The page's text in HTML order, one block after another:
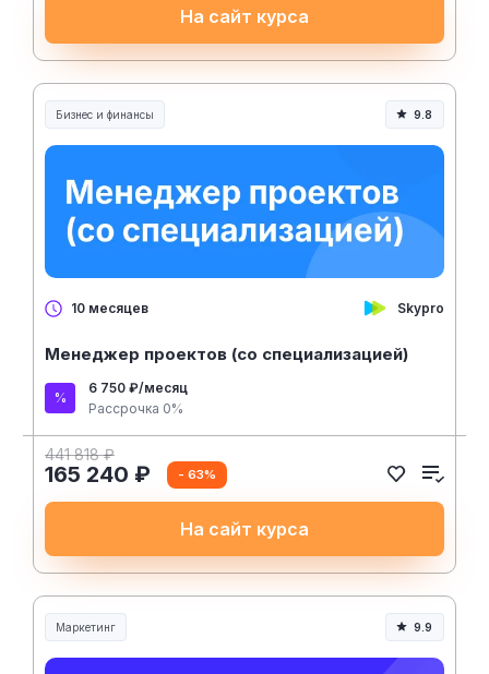
На сайт курса
Бизнес и финансы 9.8
10 месяцев Skypro
Менеджер проектов (со специализацией)
6 750 ₽/месяц
Рассрочка 0%
441 818 ₽
165 240 ₽ - 63%
На сайт курса
Маркетинг 9.9